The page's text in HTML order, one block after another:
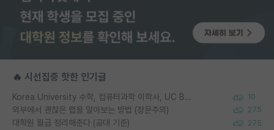
🔥 시선집중 핫한 인기글
Korea University 수학, 컴퓨터과학 이학사, UC Berkeley 산업공학 대학원 공학박사가 되는 것은 쉽지 않겠죠? 10
외부에서 괜찮은 랩을 알아보는 방법 (장문주의) 275
대학원 월급 정리해준다 (공대 기준) 275